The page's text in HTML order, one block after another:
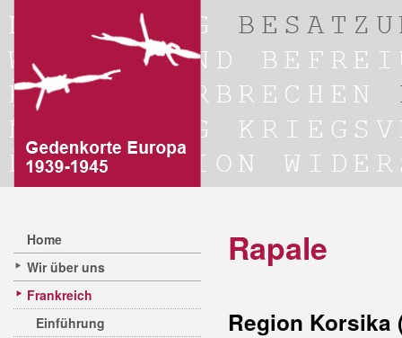
Home
Wir über uns
Frankreich
Einführung
Rapale
Region Korsika